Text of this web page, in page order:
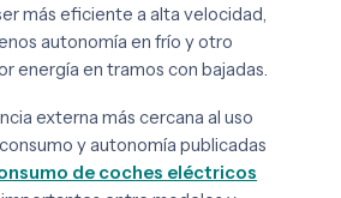
más eficiente a alta velocidad,
autonomía en frío y otro
energía en tramos con bajadas.
externa más cercana al uso
y autonomía publicadas
de coches eléctricos